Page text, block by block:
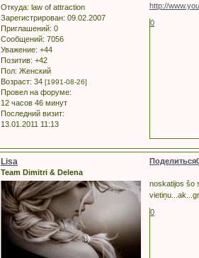
Откуда: law of attraction
Зарегистрирован: 09.02.2007
Приглашений: 0
Сообщений: 7056
Уважение: +44
Позитив: +42
Пол: Женский
Возраст: 34 [1991-08-26]
Провел на форуме:
12 часов 46 минут
Последний визит:
13.01.2011 11:13
http://
0
Поделиться
Lisa
Team Dimitri & Delena
noskatijos šo
0